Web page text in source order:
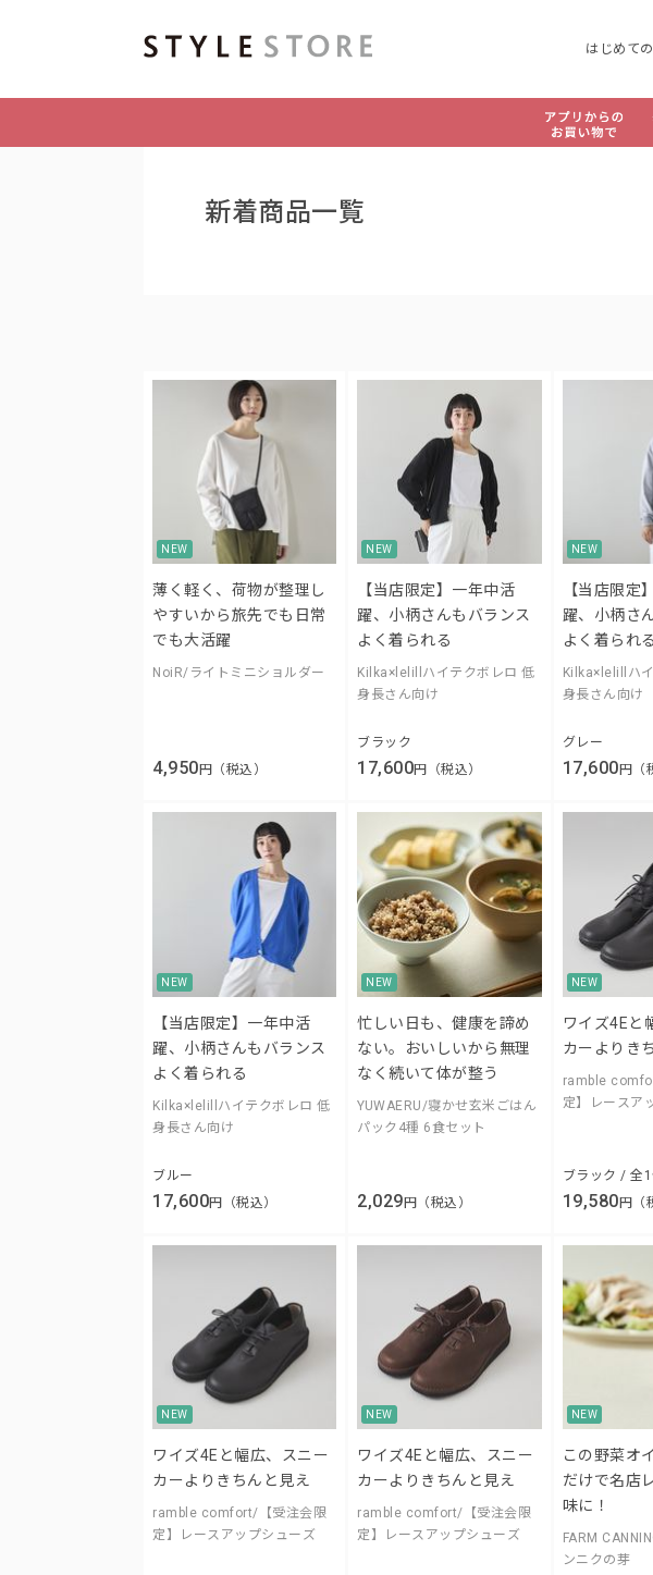
はじめて
新着商品一覧
NEW
薄く軽く、荷物が整理し
やすいから旅先でも日常
でも大活躍
NoiR/ライトミニショルダー
4,950 円（税込）
NEW
【当店限定】一年中活
躍、小柄さんもバランス
よく着られる
Kilka×lelillハイテクボレロ 低
身長さん向け
ブラック
17,600円（税込）
NEW
【当店限定
躍、小柄さ
よく着られる
Kilka×lelillハ
身長さん向け
グレー
17,600 円（
NEW
【当店限定】一年中活
躍、小柄さんもバランス
よく着られる
Kilka×lelillハイテクボレロ 低
身長さん向け
ブルー
17,600円（税込）
NEW
忙しい日も、健康を諦め
ない。おいしいから無理
なく続いて体が整う
YUWAERU/寝かせ玄米ごはん
パック4種 6食セット
2,029円（税込）
NEW
ワイズ4Eと
カーよりき
ramble
定】レースア
ブラック / 全
19,580円（
NEW
ワイズ4Eと幅広、スニー
カーよりきちんと見え
ramble comfort/【受注会限
定】レースアップシューズ
NEW
ワイズ4Eと幅広、スニー
カーよりきちんと見え
ramble comfort/【受注会限
定】レースアップシューズ
NEW
この野菜オ
だけで名店
味に！
FARM
ンニクの芽